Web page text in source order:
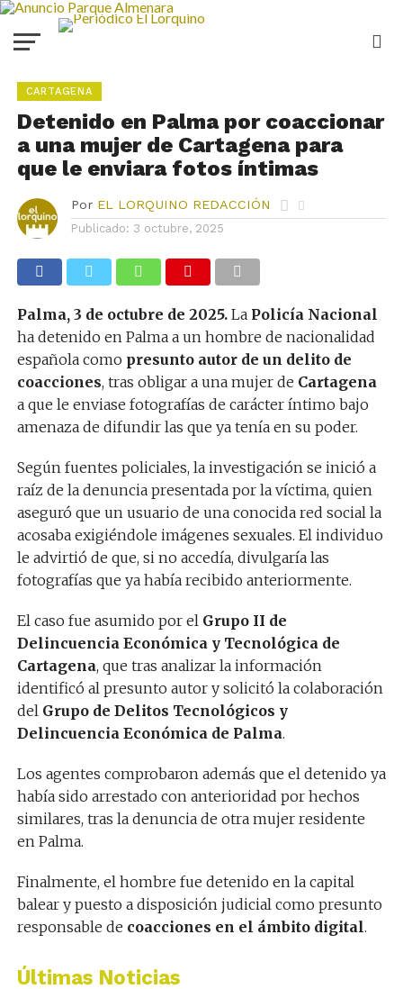
CARTAGENA
Detenido en Palma por coaccionar
a una mujer de Cartagena para
que le enviara fotos íntimas
Por EL LORQUINO REDACCIÓN
Publicado: 3 octubre, 2025
Palma, 3 de octubre de 2025.La Policía Nacional
ha detenido en Palma a un hombre de nacionalidad
española como presunto autor de un delito de
coacciones, tras obligar a una mujer de Cartagena
a que le enviase fotografías de carácter íntimo bajo
amenaza de difundir las que ya tenía en su poder.
Según fuentes policiales, la investigación se inició a
raíz de la denuncia presentada por la víctima, quien
aseguró que un usuario de una conocida red social la
acosaba exigiéndole imágenes sexuales. El individuo
le advirtió de que, si no accedía, divulgaría las
fotografías que ya había recibido anteriormente.
El caso fue asumido por el Grupo II de
Delincuencia Económica y Tecnológica de
Cartagena, que tras analizar la información
identificó al presunto autor y solicitó la colaboración
del Grupo de Delitos Tecnológicos y
Delincuencia Económica de Palma.
Los agentes comprobaron además que el detenido ya
había sido arrestado con anterioridad por hechos
similares, tras la denuncia de otra mujer residente
en Palma.
Finalmente, el hombre fue detenido en la capital
balear y puesto a disposición judicial como presunto
responsable de coacciones en el ámbito digital.
Últimas Noticias